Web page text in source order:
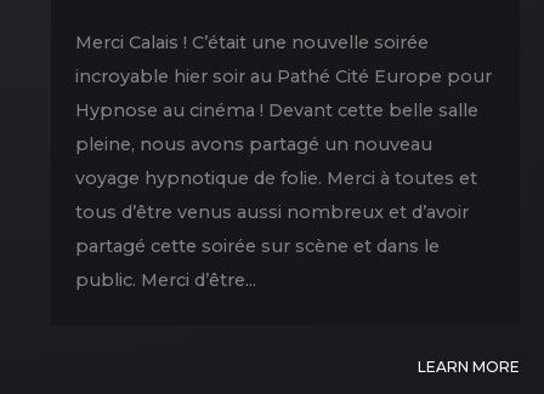
Merci Calais ! C’était une nouvelle soirée
incroyable hier soir au Pathé Cité Europe pour
Hypnose au cinéma ! Devant cette belle salle
pleine, nous avons partagé un nouveau
voyage hypnotique de folie. Merci à toutes et
tous d’être venus aussi nombreux et d’avoir
partagé cette soirée sur scène et dans le
public. Merci d’être...
LEARN MORE